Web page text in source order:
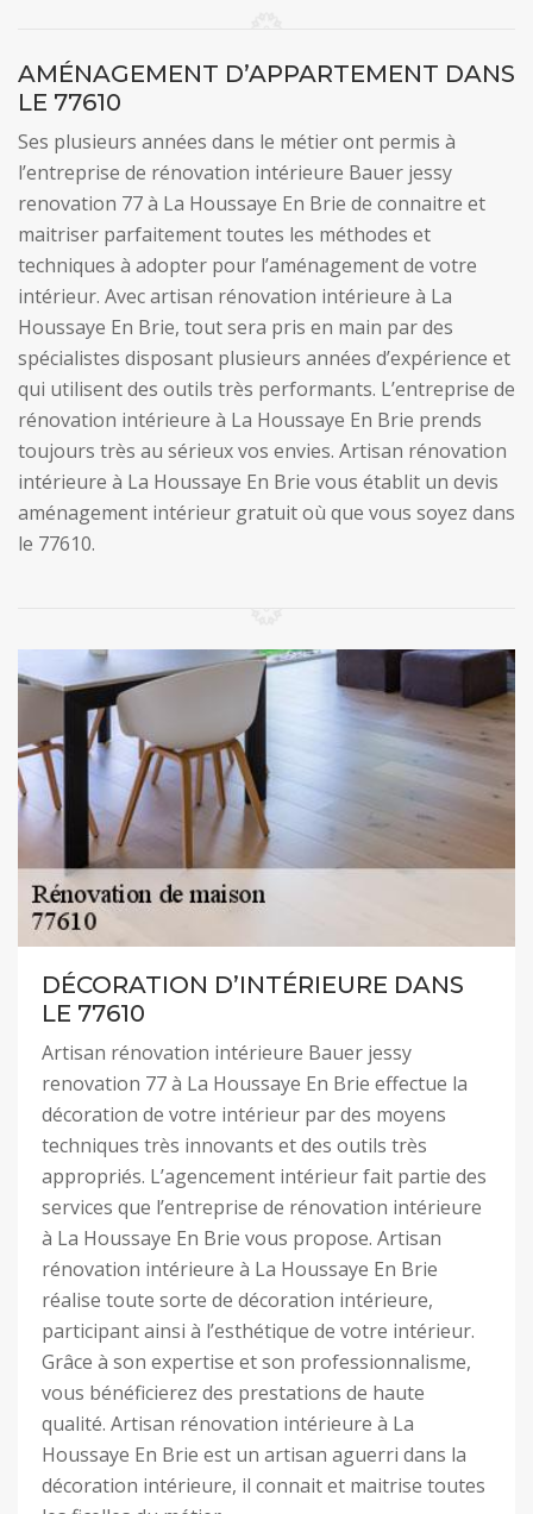
AMÉNAGEMENT D’APPARTEMENT DANS
LE 77610
Ses plusieurs années dans le métier ont permis à
l’entreprise de rénovation intérieure Bauer jessy
renovation 77 à La Houssaye En Brie de connaitre et
maitriser parfaitement toutes les méthodes et
techniques à adopter pour l’aménagement de votre
intérieur. Avec artisan rénovation intérieure à La
Houssaye En Brie, tout sera pris en main par des
spécialistes disposant plusieurs années d’expérience et
qui utilisent des outils très performants. L’entreprise de
rénovation intérieure à La Houssaye En Brie prends
toujours très au sérieux vos envies. Artisan rénovation
intérieure à La Houssaye En Brie vous établit un devis
aménagement intérieur gratuit où que vous soyez dans
le 77610.
DÉCORATION D’INTÉRIEURE DANS
LE 77610
Artisan rénovation intérieure Bauer jessy
renovation 77 à La Houssaye En Brie effectue la
décoration de votre intérieur par des moyens
techniques très innovants et des outils très
appropriés. L’agencement intérieur fait partie des
services que l’entreprise de rénovation intérieure
à La Houssaye En Brie vous propose. Artisan
rénovation intérieure à La Houssaye En Brie
réalise toute sorte de décoration intérieure,
participant ainsi à l’esthétique de votre intérieur.
Grâce à son expertise et son professionnalisme,
vous bénéficierez des prestations de haute
qualité. Artisan rénovation intérieure à La
Houssaye En Brie est un artisan aguerri dans la
décoration intérieure, il connait et maitrise toutes